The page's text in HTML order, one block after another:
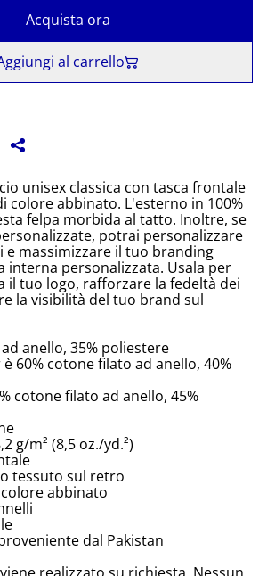
Acquista ora
al carrello
unisex classica con tasca frontale
colore abbinato. L'esterno in 100%
felpa morbida al tatto. Inoltre, se
potrai personalizzare
e massimizzare il tuo branding
interna personalizzata. Usala per
il tuo logo, rafforzare la fedeltà dei
la visibilità del tuo brand sul
anello, 35% poliestere
60% cotone filato ad anello, 40%
cotone filato ad anello, 45%
g/m² (8,5 oz./yd.²)
tessuto sul retro
abbinato
dal Pakistan